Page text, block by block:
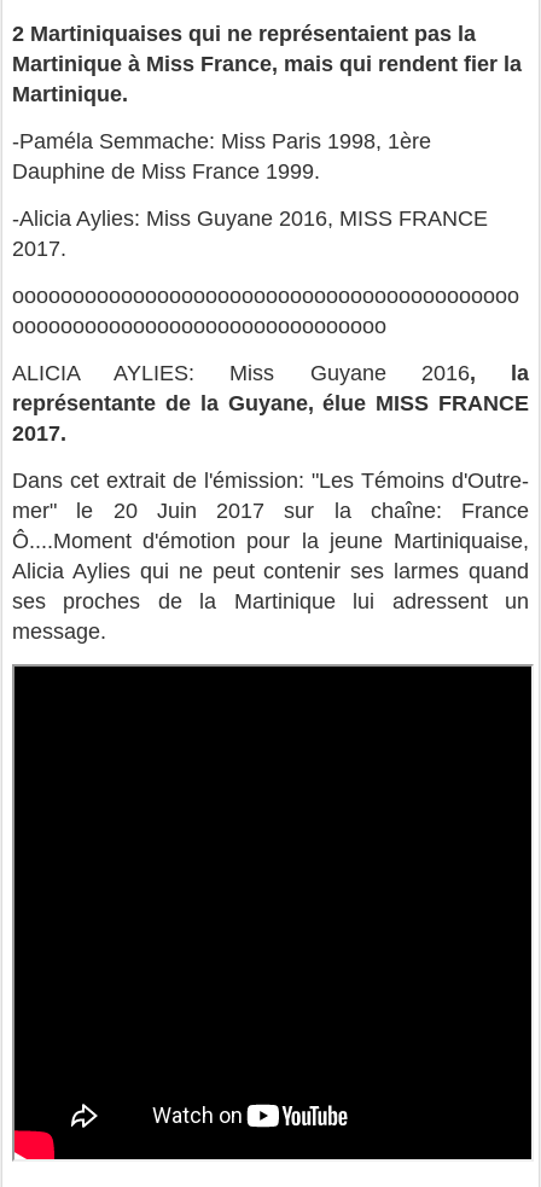
2 Martiniquaises qui ne représentaient pas la
Martinique à Miss France, mais qui rendent fier la
Martinique.
-Paméla Semmache: Miss Paris 1998, 1ère
Dauphine de Miss France 1999.
-Alicia Aylies: Miss Guyane 2016, MISS FRANCE
2017.
oooooooooooooooooooooooooooooooooooooooooo
ooooooooooooooooooooooooooooooo
ALICIA AYLIES:
Miss Guyane 2016, la
représentante de la Guyane, élue MISS FRANCE
2017.
Dans cet extrait de l'émission: "Les Témoins d'Outre-
mer" le 20 Juin 2017 sur la chaîne: France
Ô....Moment d'émotion pour la jeune Martiniquaise,
Alicia Aylies qui ne peut contenir ses larmes quand
ses proches de la Martinique lui adressent un
message.